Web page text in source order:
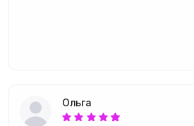
Ольга